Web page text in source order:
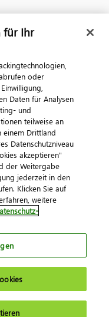
uns
eG
AGBKontakt
für Ihr
oder
Daten für Analysen
und
teilweise an
einem Drittland
Datenschutzniveau
akzeptieren"
der Weitergabe
jederzeit in den
Klicken Sie auf
weitere